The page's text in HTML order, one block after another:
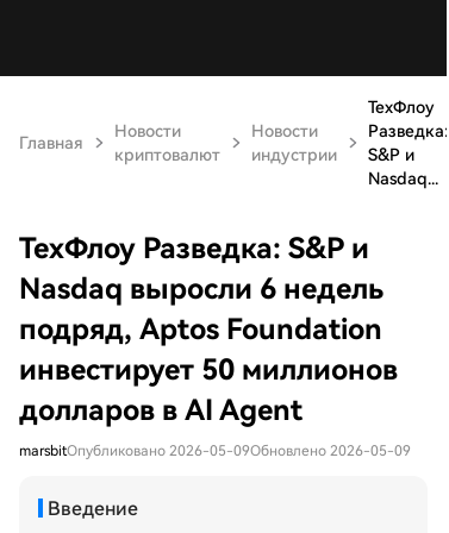
Главная
Новости
криптовалют
Новости
индустрии
ТехФлоу
Разведка:
S&P и
Nasdaq...
ТехФлоу Разведка: S&P и
Nasdaq выросли 6 недель
подряд, Aptos Foundation
инвестирует 50 миллионов
долларов в AI Agent
marsbitОпубликовано 2026-05-09Обновлено 2026-05-09
Введение